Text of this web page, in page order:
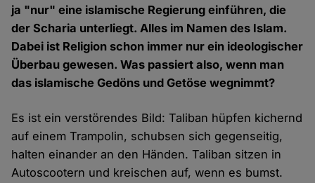
ja "nur" eine islamische Regierung einführen, die
der Scharia unterliegt. Alles im Namen des Islam.
Dabei ist Religion schon immer nur ein ideologischer
Überbau gewesen. Was passiert also, wenn man
das islamische Gedöns und Getöse wegnimmt?
Es ist ein verstörendes Bild: Taliban hüpfen kichernd
auf einem Trampolin, schubsen sich gegenseitig,
halten einander an den Händen. Taliban sitzen in
Autoscootern und kreischen auf, wenn es bumst.